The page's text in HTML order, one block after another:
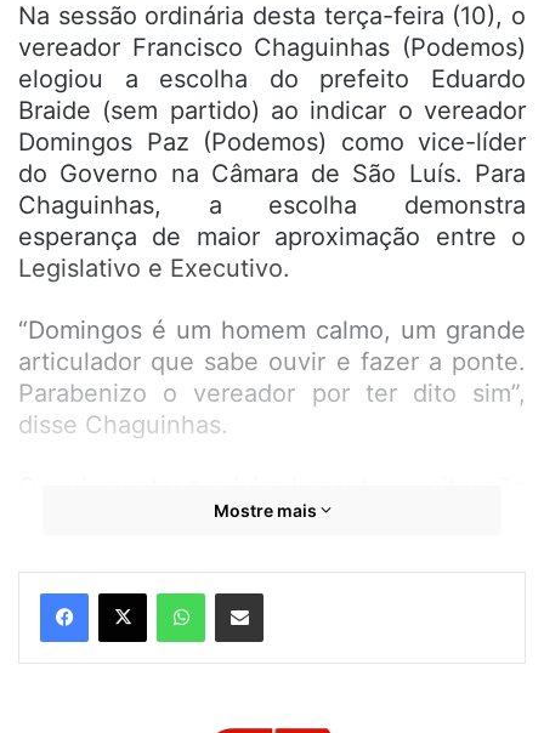
Na sessão ordinária desta terça-feira (10), o
vereador Francisco Chaguinhas (Podemos)
elogiou a escolha do prefeito Eduardo
Braide (sem partido) ao indicar o vereador
Domingos Paz (Podemos) como vice-líder
do Governo na Câmara de São Luís. Para
Chaguinhas, a escolha demonstra
esperança de maior aproximação entre o
Legislativo e Executivo.
“Domingos é um homem calmo, um grande
articulador que sabe ouvir e fazer a ponte.
Parabenizo o vereador por ter dito sim”,
disse Chaguinhas.
do Rio Paciência, que tem transbordado em
Chaguinhas destacou que o problema
enfrentado pela comunidade que mora
próxima ao rio é anunciado anualmente
Mostre mais